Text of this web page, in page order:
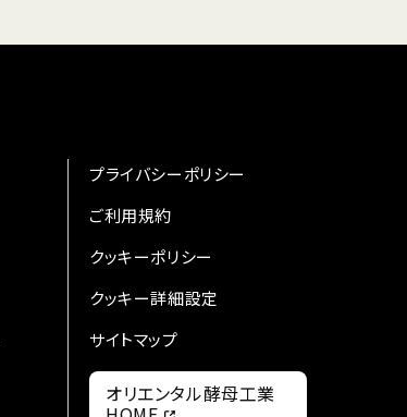
プライバシーポリシー
ご利用規約
クッキーポリシー
クッキー詳細設定
サイトマップ
オリエンタル酵母工業